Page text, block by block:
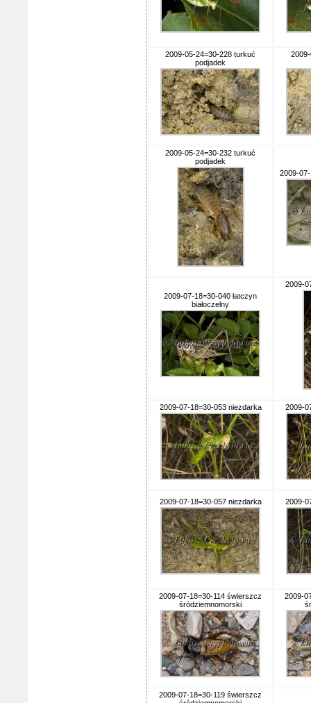
2009-05-24=30-228 turkuć
podjadek
2009-05-24=30-232 turkuć
podjadek
2009-
2009-07-18=30-040 łatczyn
białoczelny
2009-
2009-07-18=30-053 niezdarka 2009-
2009-07-18=30-057 niezdarka 2009-
2009-07-18=30-114 świerszcz
śródziemnomorski
2009-
2009-07-18=30-119 świerszcz